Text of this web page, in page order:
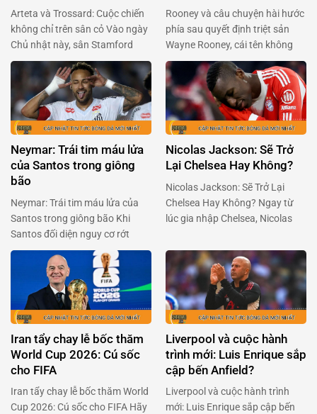
Arteta và Trossard: Cuộc chiến
không chỉ trên sân cỏ Vào ngày
Chủ nhật này, sân Stamford
Bridge sẽ lại bùng nổ với cuộc
đối đầu giữa Arsenal và
Chelsea. Mikel Arteta, người
đang chèo lái con tàu Arsenal,
đã có những chia sẻ quan trọng
về tình hình của Leandro
Trossard, ngôi sao người …
Rooney và câu chuyện hài hước
phía sau quyết định triệt sản
Wayne Rooney, cái tên không
chỉ gắn liền với Manchester
United mà còn là huyền thoại
của bóng đá Anh, đã khiến
người hâm mộ phải cười
nghiêng ngả với tiết lộ mới đây.
Trong một podcast của BBC
Sport, Rooney chia sẻ …
Neymar: Trái tim máu lửa
của Santos trong giông
bão
Neymar: Trái tim máu lửa của
Santos trong giông bão Khi
Santos đối diện nguy cơ rớt
hạng, Neymar đã khiến cả Brazil
phải thán phục với quyết định
táo bạo: trở lại sân cỏ dù đang
dính chấn thương nặng. Anh
không chỉ đơn thuần là một ngôi
sao bóng đá, mà còn là …
Nicolas Jackson: Sẽ Trở
Lại Chelsea Hay Không?
Nicolas Jackson: Sẽ Trở Lại
Chelsea Hay Không? Ngay từ
lúc gia nhập Chelsea, Nicolas
kỳ vọng sẽ làm nên điều kỳ diệu.
Nhưng đời không như mơ, và
bây giờ anh đang đối mặt với
việc trở lại Stamford Bridge sau
khi không thể kích hoạt điều …
Iran tẩy chay lễ bốc thăm
World Cup 2026: Cú sốc
cho FIFA
Iran tẩy chay lễ bốc thăm World
Cup 2026: Cú sốc cho FIFA Hãy
Liverpool và cuộc hành
trình mới: Luis Enrique sắp
cập bến Anfield?
Liverpool và cuộc hành trình
mới: Luis Enrique sắp cập bến